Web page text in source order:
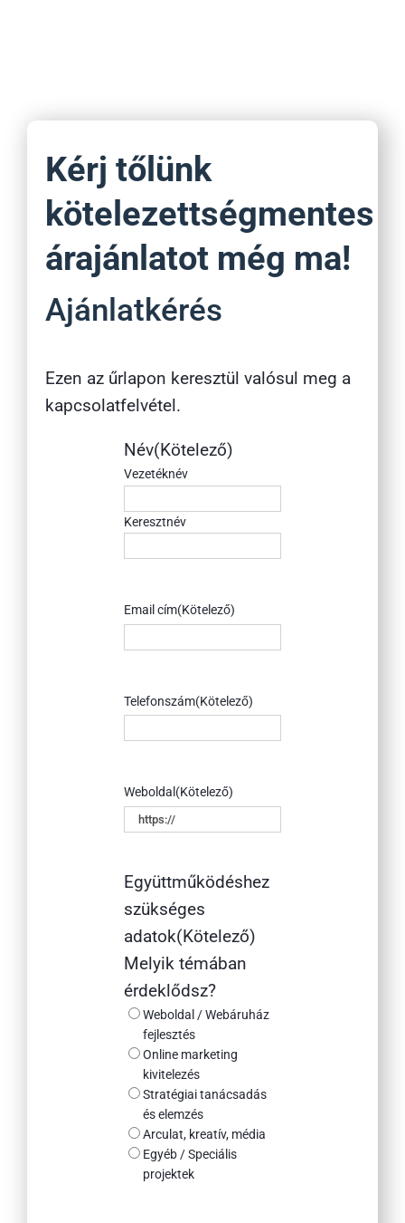
Kérj tőlünk
kötelezettségmentes
árajánlatot még ma!
Ajánlatkérés
Ezen az űrlapon keresztül valósul meg a
kapcsolatfelvétel.
Név(Kötelező)
Vezetéknév
Keresztnév
Email cím(Kötelező)
Telefonszám(Kötelező)
Weboldal (Kötelező)
Együttműködéshez
szükséges
adatok(Kötelező)
Melyik témában
érdeklődsz?
Weboldal / Webáruház
fejlesztés
Online marketing
kivitelezés
Stratégiai tanácsadás
és elemzés
Arculat, kreatív, média
Egyéb / Speciális
projektek